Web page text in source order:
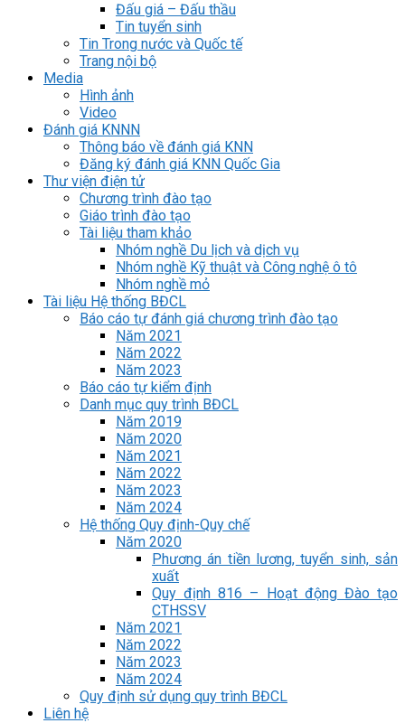
Đấu giá – Đấu thầu
Tin tuyển sinh
Tin Trong nước và Quốc tế
Trang nội bộ
Media
Hình ảnh
Video
Đánh giá KNNN
Thông báo về đánh giá KNN
Đăng ký đánh giá KNN Quốc Gia
Thư viện điện tử
Chương trình đào tạo
Giáo trình đào tạo
Tài liệu tham khảo
Nhóm nghề Du lịch và dịch vụ
Nhóm nghề Kỹ thuật và Công nghệ ô tô
Nhóm nghề mỏ
Tài liệu Hệ thống BĐCL
Báo cáo tự đánh giá chương trình đào tạo
Năm 2021
Năm 2022
Năm 2023
Báo cáo tự kiểm định
Danh mục quy trình BĐCL
Năm 2019
Năm 2020
Năm 2021
Năm 2022
Năm 2023
Năm 2024
Hệ thống Quy định-Quy chế
Năm 2020
Phương án tiền lương, tuyển sinh, sản
xuất
Quy định 816 – Hoạt động Đào tạo
CTHSSV
Năm 2021
Năm 2022
Năm 2023
Năm 2024
Quy định sử dụng quy trình BĐCL
Liên hệ